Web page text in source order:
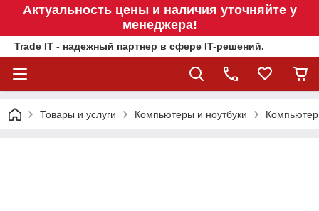
Актуальность цены и наличия уточняйте у
менеджера!
Trade IT - надежный партнер в сфере IT-решений.
Товары и услуги Компьютеры и ноутбуки